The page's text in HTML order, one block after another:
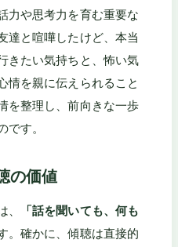
力や思考力を育む重要な
達と喧嘩したけど、本当
きたい気持ちと、怖い気
情を親に伝えられること
を整理し、前向きな一歩
す。
の価値
「話を聞いても、何も
。確かに、傾聴は直接的